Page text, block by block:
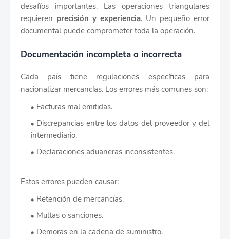
desafíos importantes. Las operaciones triangulares
requieren precisión y experiencia. Un pequeño error
documental puede comprometer toda la operación.
Documentación incompleta o incorrecta
Cada país tiene regulaciones específicas para
nacionalizar mercancías. Los errores más comunes son:
Facturas mal emitidas.
Discrepancias entre los datos del proveedor y del
intermediario.
Declaraciones aduaneras inconsistentes.
Estos errores pueden causar:
Retención de mercancías.
Multas o sanciones.
Demoras en la cadena de suministro.